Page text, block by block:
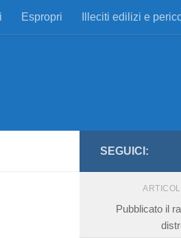
Espropri Illeciti edilizi e
SEGUICI:
Pubblicato il